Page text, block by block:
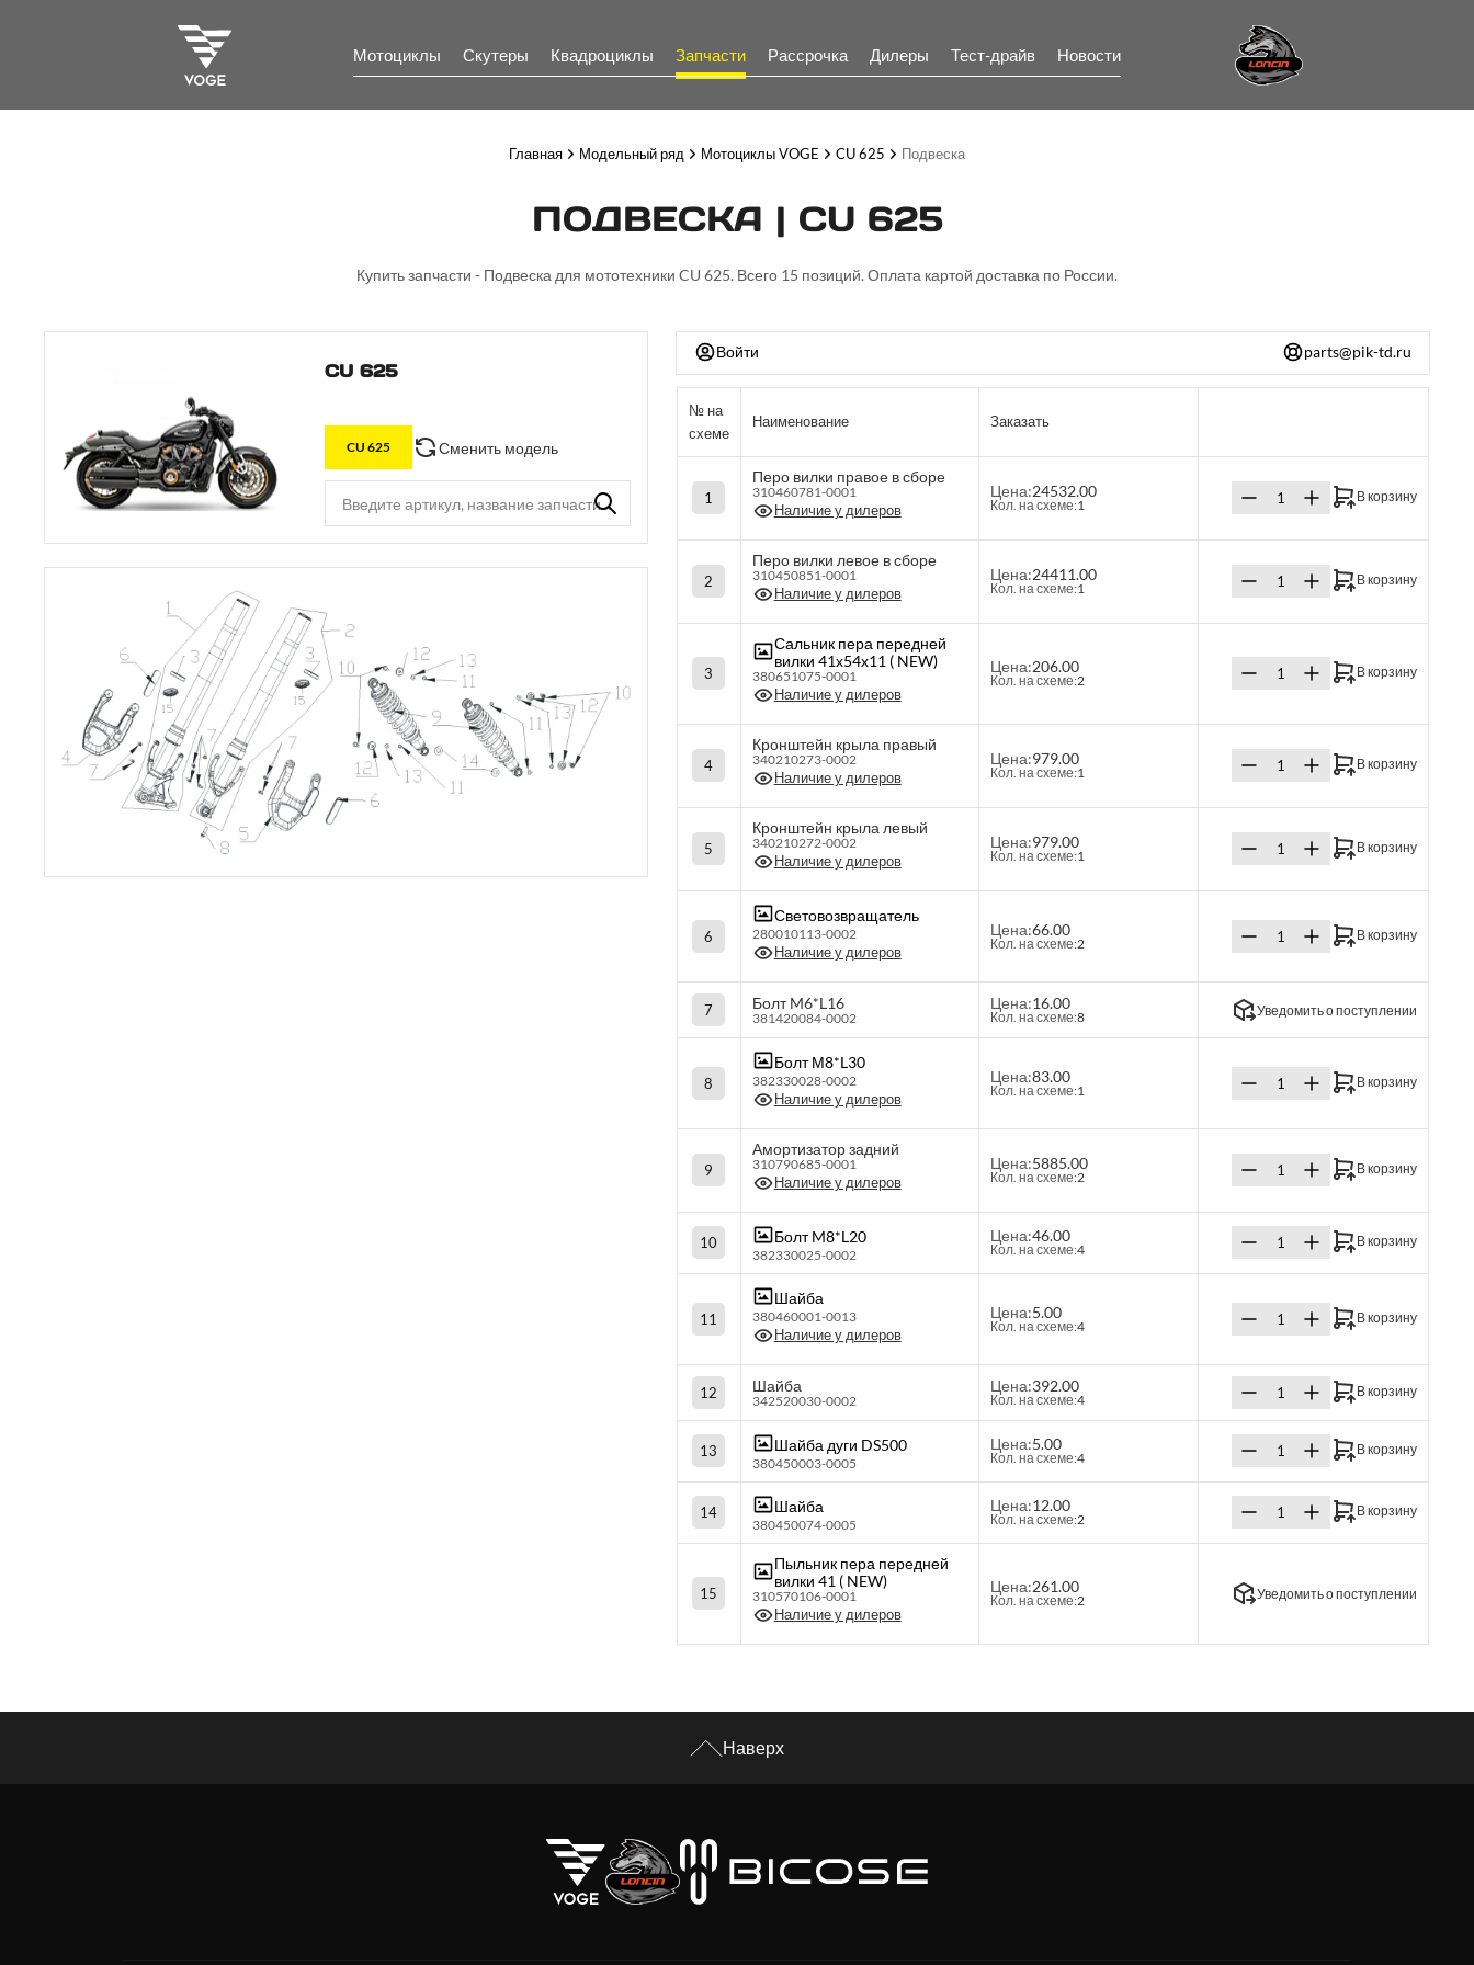
Мотоциклы Скутеры Квадроциклы Запчасти Рассрочка Дилеры Тест-драйв Новости
Главная Модельный ряд Мотоциклы VOGE CU 625 Подвеска
ПОДВЕСКА | CU 625
Купить запчасти - Подвеска для мототехники CU 625. Всего 15 позиций. Оплата картой доставка по России.
CU 625
CU 625 Сменить модель
Войти parts@pik-td.ru
№ на
схеме
Наименование Заказать
1
Перо вилки правое в сборе
310460781-0001
Наличие у дилеров
Цена:24532.00
Кол. на схеме:1
В корзину
2
Перо вилки левое в сборе
310450851-0001
Наличие у дилеров
Цена:24411.00
Кол. на схеме:1
В корзину
3
Сальник пера передней
вилки 41х54х11 ( NEW)
380651075-0001
Наличие у дилеров
Цена:206.00
Кол. на схеме:2
В корзину
4
Кронштейн крыла правый
340210273-0002
Наличие у дилеров
Цена:979.00
Кол. на схеме:1
В корзину
5
Кронштейн крыла левый
340210272-0002
Наличие у дилеров
Цена:979.00
Кол. на схеме:1
В корзину
6
Световозвращатель
280010113-0002
Наличие у дилеров
Цена:66.00
Кол. на схеме:2
В корзину
7 Болт M6*L16
381420084-0002
Цена:16.00
Кол. на схеме:8 Уведомить о поступлении
8
Болт М8*L30
382330028-0002
Наличие у дилеров
Цена:83.00
Кол. на схеме:1
В корзину
9
Амортизатор задний
310790685-0001
Наличие у дилеров
Цена:5885.00
Кол. на схеме:2
В корзину
10 Болт M8*L20
382330025-0002
Цена:46.00
Кол. на схеме:4
В корзину
11
Шайба
380460001-0013
Наличие у дилеров
Цена:5.00
Кол. на схеме:4
В корзину
12 Шайба
342520030-0002
Цена:392.00
Кол. на схеме:4
В корзину
13 Шайба дуги DS500
380450003-0005
Цена:5.00
Кол. на схеме:4
В корзину
14 Шайба
380450074-0005
Цена:12.00
Кол. на схеме:2
В корзину
15
Пыльник пера передней
вилки 41 ( NEW)
310570106-0001
Наличие у дилеров
Цена:261.00
Кол. на схеме:2 Уведомить о поступлении
Наверх